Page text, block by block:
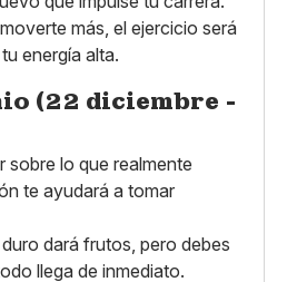
más, el ejercicio será
energía alta.
(22 diciembre -
sobre lo que realmente
te ayudará a tomar
dará frutos, pero debes
llega de inmediato.